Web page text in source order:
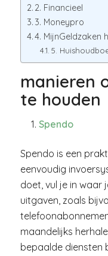
2. Financieel
3. Moneypro
4. MijnGeldzaken
5.
manieren
te houden
Spendo
Spendo is een
eenvoudig
doet, vul je in waar
uitgaven, zoals
maandelijks
bepaalde diensten